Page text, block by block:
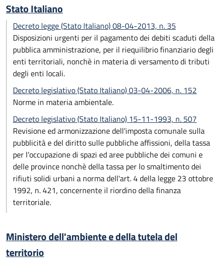
Stato Italiano
Decreto legge (Stato Italiano) 08-04-2013, n. 35
Disposizioni urgenti per il pagamento dei debiti scaduti della
pubblica amministrazione, per il riequilibrio finanziario degli
enti territoriali, nonchè in materia di versamento di tributi
degli enti locali.
Decreto legislativo (Stato Italiano) 03-04-2006, n. 152
Norme in materia ambientale.
Decreto legislativo (Stato Italiano) 15-11-1993, n. 507
Revisione ed armonizzazione dell'imposta comunale sulla
pubblicità e del diritto sulle pubbliche affissioni, della tassa
per l'occupazione di spazi ed aree pubbliche dei comuni e
delle province nonchè della tassa per lo smaltimento dei
rifiuti solidi urbani a norma dell'art. 4 della legge 23 ottobre
1992, n. 421, concernente il riordino della finanza
territoriale.
Ministero dell'ambiente e della tutela del
territorio